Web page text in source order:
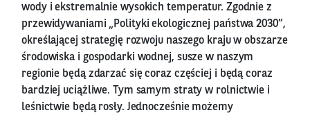
wody i ekstremalnie wysokich temperatur. Zgodnie z
przewidywaniami „Polityki ekologicznej państwa 2030”,
określającej strategię rozwoju naszego kraju w obszarze
środowiska i gospodarki wodnej, susze w naszym
regionie będą zdarzać się coraz częściej i będą coraz
bardziej uciążliwe. Tym samym straty w rolnictwie i
leśnictwie będą rosły. Jednocześnie możemy